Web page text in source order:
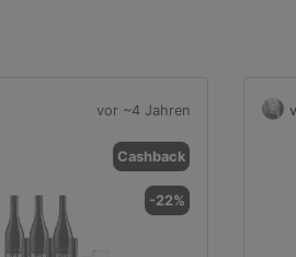
vor ~4 Jahren
Cashback
-22%